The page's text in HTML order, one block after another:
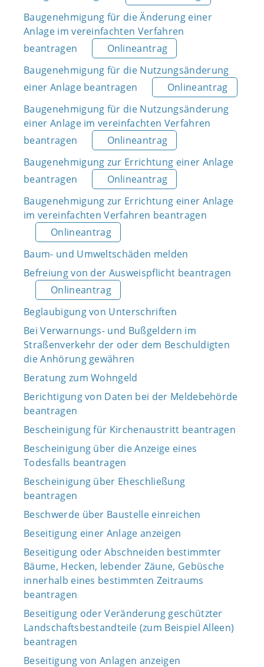
Baugenehmigung für die Änderung einer
Anlage im vereinfachten Verfahren
beantragen
Onlineantrag
Baugenehmigung für die Nutzungsänderung
einer Anlage beantragen
Onlineantrag
Baugenehmigung für die Nutzungsänderung
einer Anlage im vereinfachten Verfahren
beantragen
Onlineantrag
Baugenehmigung zur Errichtung einer Anlage
beantragen
Onlineantrag
Baugenehmigung zur Errichtung einer Anlage
im vereinfachten Verfahren beantragen
Onlineantrag
Baum- und Umweltschäden melden
Befreiung von der Ausweispflicht beantragen
Onlineantrag
Beglaubigung von Unterschriften
Bei Verwarnungs- und Bußgeldern im
Straßenverkehr der oder dem Beschuldigten
die Anhörung gewähren
Beratung zum Wohngeld
Berichtigung von Daten bei der Meldebehörde
beantragen
Bescheinigung für Kirchenaustritt beantragen
Bescheinigung über die Anzeige eines
Todesfalls beantragen
Bescheinigung über Eheschließung
beantragen
Beschwerde über Baustelle einreichen
Beseitigung einer Anlage anzeigen
Beseitigung oder Abschneiden bestimmter
Bäume, Hecken, lebender Zäune, Gebüsche
innerhalb eines bestimmten Zeitraums
beantragen
Beseitigung oder Veränderung geschützter
Landschaftsbestandteile (zum Beispiel Alleen)
beantragen
Beseitigung von Anlagen anzeigen